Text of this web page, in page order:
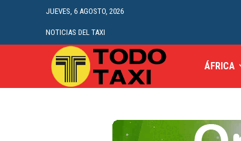
JUEVES, 6 AGOSTO, 2026
NOTICIAS DEL TAXI
ÁFRICA